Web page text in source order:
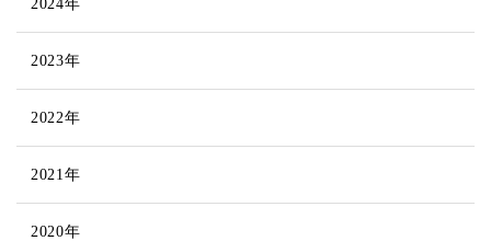
2024年
2023年
2022年
2021年
2020年